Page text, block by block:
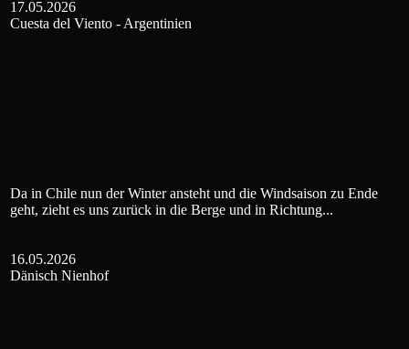
17.05.2026
Cuesta del Viento - Argentinien
Da in Chile nun der Winter ansteht und die Windsaison zu Ende
geht, zieht es uns zurück in die Berge und in Richtung...
16.05.2026
Dänisch Nienhof